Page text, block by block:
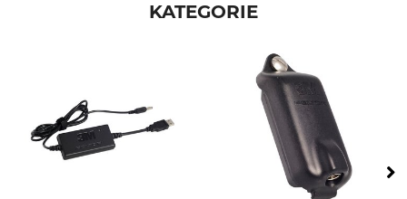
Herstellung
KATEGORIE